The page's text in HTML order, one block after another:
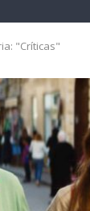
"Críticas"